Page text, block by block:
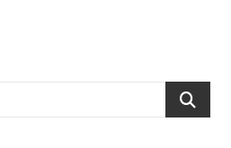
Search